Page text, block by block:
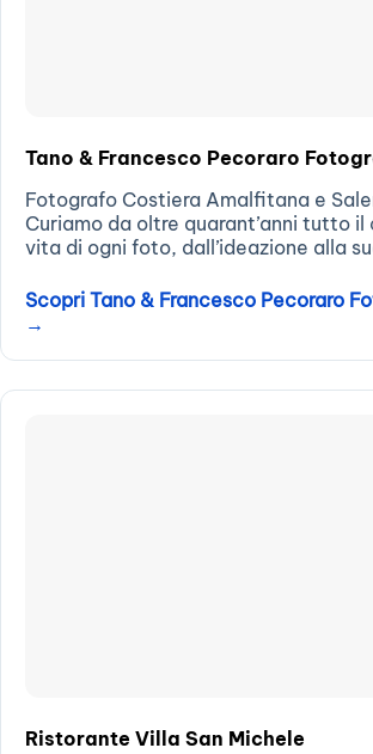
Tano & Francesco Pecoraro
Fotografo Costiera Amalfitana e
Curiamo da oltre quarant’anni tutto il
vita di ogni foto, dall’ideazione alla
e racchiuderlo in una foto è una
passione oltre...
Scopri Tano & Francesco Pecoraro
→
Ristorante Villa San Michele